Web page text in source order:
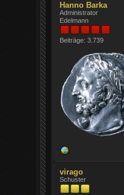
Hanno Barka
Administrator
Edelmann
Beiträge: 3.739
virago
Schuster